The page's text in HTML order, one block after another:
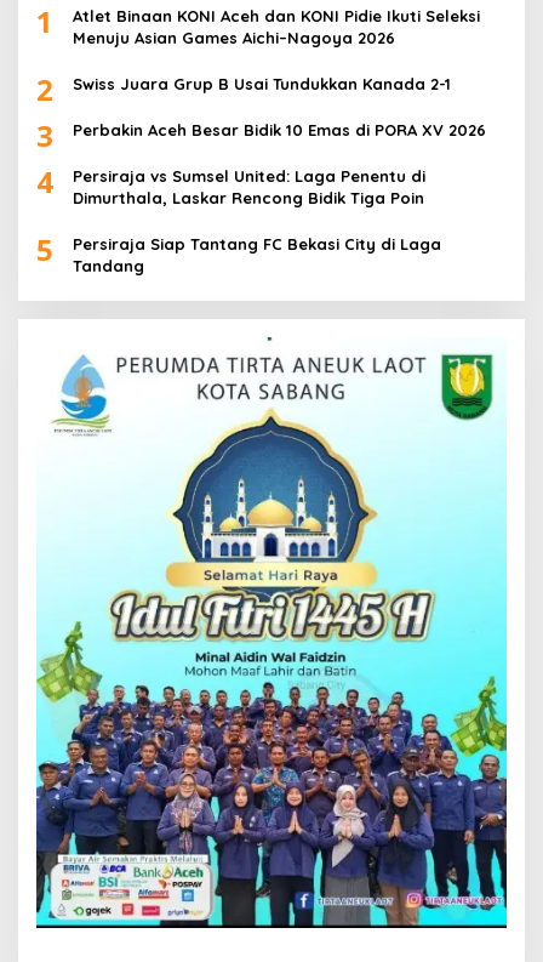
1
Atlet Binaan KONI Aceh dan KONI Pidie Ikuti Seleksi
Menuju Asian Games Aichi–Nagoya 2026
2 Swiss Juara Grup B Usai Tundukkan Kanada 2-1
3 Perbakin Aceh Besar Bidik 10 Emas di PORA XV 2026
4
Persiraja vs Sumsel United: Laga Penentu di
Dimurthala, Laskar Rencong Bidik Tiga Poin
5
Persiraja Siap Tantang FC Bekasi City di Laga
Tandang